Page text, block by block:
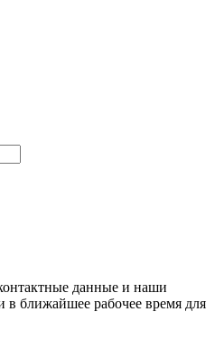
данные и наши
в ближайшее рабочее время для